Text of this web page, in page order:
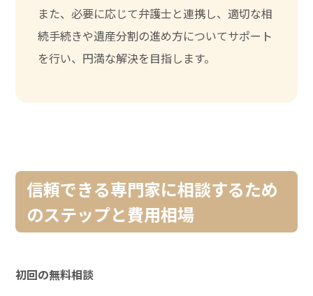
また、必要に応じて弁護士と連携し、適切な相
続手続きや遺産分割の進め方についてサポート
を行い、円満な解決を目指します。
信頼できる専門家に相談するため
のステップと費用相場
初回の無料相談